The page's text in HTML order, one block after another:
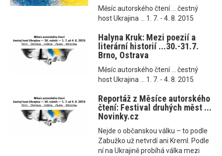
Měsíc autorského čtení ... čestný
host Ukrajina ... 1. 7. - 4. 8. 2015
Halyna Kruk: Mezi poezií a
literární historií ...30.-31.7.
Brno, Ostrava
Měsíc autorského čtení ... čestný
host Ukrajina ... 1. 7. - 4. 8. 2015
Reportáž z Měsíce autorského
čtení: Festival druhých měst ...
Novinky.cz
Nejde o občanskou válku – to podle
Zabužko už netvrdí ani Kreml. Podle
ní na Ukrajině probíhá válka mezi